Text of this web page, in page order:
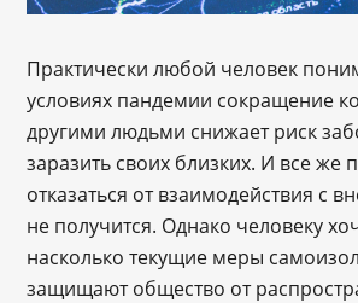
Практически любой человек
условиях пандемии сокращение
другими людьми снижает риск
заразить своих близких. И все же
отказаться от взаимодействия с
не получится. Однако человеку
насколько текущие меры
защищают общество от